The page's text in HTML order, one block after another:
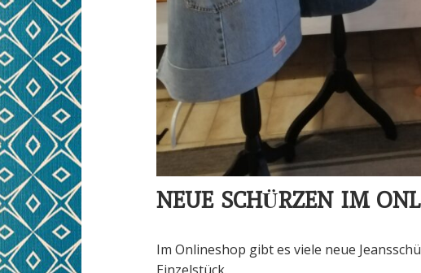
NEUE SCHÜRZEN IM
Im Onlineshop gibt es viele neue